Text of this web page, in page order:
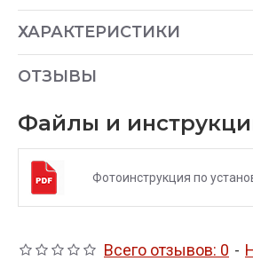
используемые в
устойчивость, а также
Преимущества
блокиратора
для автомобилей
PASSAT B7 2011-
механическими
производителей:
ХАРАКТЕРИСТИКИ
ОТЗЫВЫ
Файлы и
Фотоинструкция по
Всего отзывов: 0 -